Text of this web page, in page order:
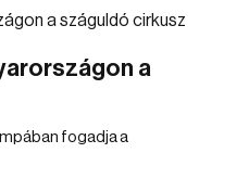
a
fogadja a